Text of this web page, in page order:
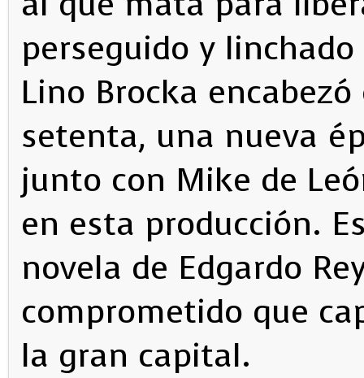
perseguido y
Lino Brocka
setenta, una nueva
junto con Mike de
en esta producción.
novela de Edgardo
comprometido que
la gran capital.